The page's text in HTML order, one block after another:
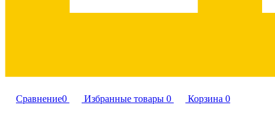
Сравнение0 Избранные товары 0 Корзина 0